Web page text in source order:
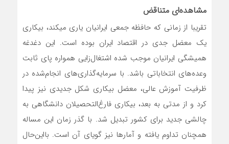
مشاهده‌ای متناقض
تقریبا از زمانی که حافظه جمعی ایرانیان یاری می‎کند، بیکاری
یک معضل جدی در اقتصاد ایران بوده است. این دغدغه
همیشگی ایرانیان موجب شده اشتغال‌زایی همواره پای ثابت
وعده‌های انتخاباتی باشد. با سرمایه‌گذاری‌های انجام‌شده در
ظرفیت آموزش عالی، معضل بیکاری شکل جدیدی نیز پیدا
کرد و از مدتی به بعد، بیکاری فارغ‌التحصیلان دانشگاهی به
چالشی جدید برای کشور تبدیل شد. با گذر زمان این مساله
همچنان تداوم یافته و آمارها نیز گویای آن است. با‌این‌حال